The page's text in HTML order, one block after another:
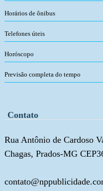
Horários de ônibus
Telefones úteis
Horóscopo
Previsão completa do tempo
Contato
Rua Antônio de Cardoso
Chagas, Prados-MG